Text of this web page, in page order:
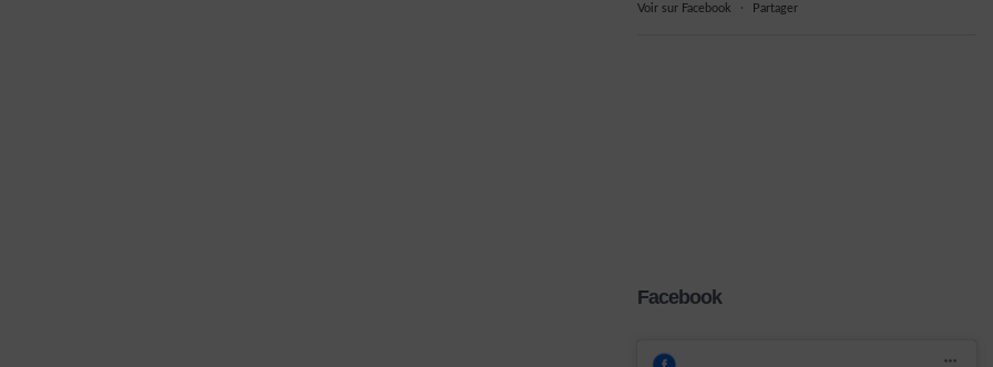
Voir sur Facebook · Partager
Facebook